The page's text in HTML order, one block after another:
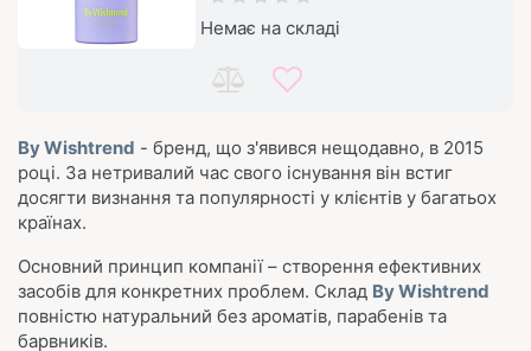
Немає на складі
By Wishtrend - бренд, що з'явився нещодавно, в 2015
році. За нетривалий час свого існування він встиг
досягти визнання та популярності у клієнтів у багатьох
країнах.
Основний принцип компанії – створення ефективних
засобів для конкретних проблем. Склад By Wishtrend
повністю натуральний без ароматів, парабенів та
барвників.